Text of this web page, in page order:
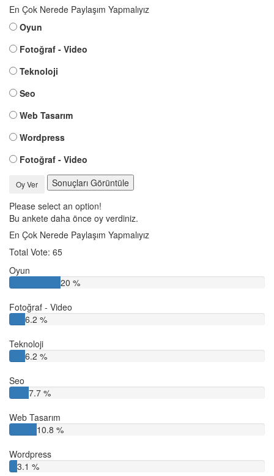
En Çok Nerede Paylaşım Yapmalıyız
Oyun
Fotoğraf - Video
Teknoloji
Seo
Web Tasarım
Wordpress
Fotoğraf - Video
Oy Ver
Sonuçları Görüntüle
Please select an option!
Bu ankete daha önce oy verdiniz.
En Çok Nerede Paylaşım Yapmalıyız
Total Vote: 65
Oyun
20 %
Fotoğraf - Video
6.2 %
Teknoloji
6.2 %
Seo
7.7 %
Web Tasarım
10.8 %
Wordpress
3.1 %